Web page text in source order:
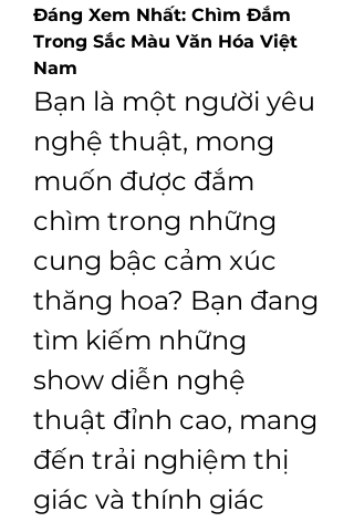
Đáng Xem Nhất: Chìm Đắm
Trong Sắc Màu Văn Hóa Việt
Nam
Bạn là một người yêu
nghệ thuật, mong
muốn được đắm
chìm trong những
cung bậc cảm xúc
thăng hoa? Bạn đang
tìm kiếm những
show diễn nghệ
thuật đỉnh cao, mang
đến trải nghiệm thị
giác và thính giác